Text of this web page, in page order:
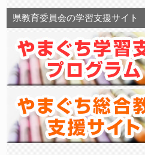
県教育委員会の学習支援サイト